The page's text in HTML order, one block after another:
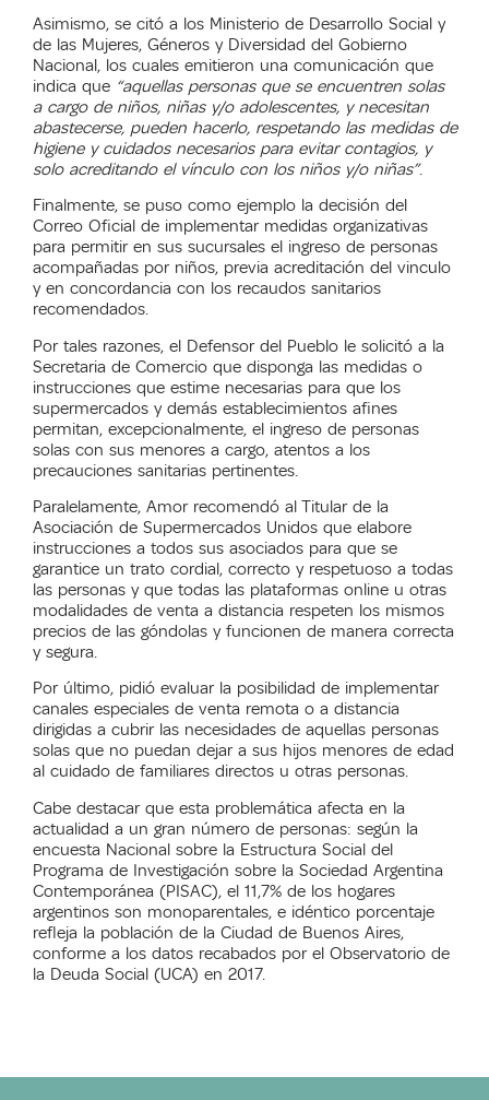
Asimismo, se citó a los Ministerio de Desarrollo Social y
de las Mujeres, Géneros y Diversidad del Gobierno
Nacional, los cuales emitieron una comunicación que
indica que “aquellas personas que se encuentren solas
a cargo de niños, niñas y/o adolescentes, y necesitan
abastecerse, pueden hacerlo, respetando las medidas de
higiene y cuidados necesarios para evitar contagios, y
solo acreditando el vínculo con los niños y/o niñas”.
Finalmente, se puso como ejemplo la decisión del
Correo Oficial de implementar medidas organizativas
para permitir en sus sucursales el ingreso de personas
acompañadas por niños, previa acreditación del vinculo
y en concordancia con los recaudos sanitarios
recomendados.
Por tales razones, el Defensor del Pueblo le solicitó a la
Secretaria de Comercio que disponga las medidas o
instrucciones que estime necesarias para que los
supermercados y demás establecimientos afines
permitan, excepcionalmente, el ingreso de personas
solas con sus menores a cargo, atentos a los
precauciones sanitarias pertinentes.
Paralelamente, Amor recomendó al Titular de la
Asociación de Supermercados Unidos que elabore
instrucciones a todos sus asociados para que se
garantice un trato cordial, correcto y respetuoso a todas
las personas y que todas las plataformas online u otras
modalidades de venta a distancia respeten los mismos
precios de las góndolas y funcionen de manera correcta
y segura.
Por último, pidió evaluar la posibilidad de implementar
canales especiales de venta remota o a distancia
dirigidas a cubrir las necesidades de aquellas personas
solas que no puedan dejar a sus hijos menores de edad
al cuidado de familiares directos u otras personas.
Cabe destacar que esta problemática afecta en la
actualidad a un gran número de personas: según la
encuesta Nacional sobre la Estructura Social del
Programa de Investigación sobre la Sociedad Argentina
Contemporánea (PISAC), el 11,7% de los hogares
argentinos son monoparentales, e idéntico porcentaje
refleja la población de la Ciudad de Buenos Aires,
conforme a los datos recabados por el Observatorio de
la Deuda Social (UCA) en 2017.